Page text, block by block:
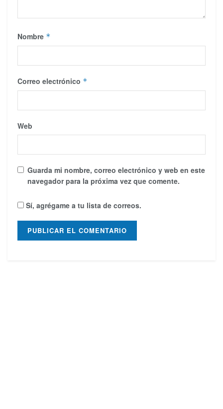
Nombre *
Correo electrónico *
Web
Guarda mi nombre, correo electrónico y web en este
navegador para la próxima vez que comente.
Sí, agrégame a tu lista de correos.